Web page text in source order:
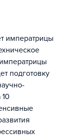
императрицы
подготовку